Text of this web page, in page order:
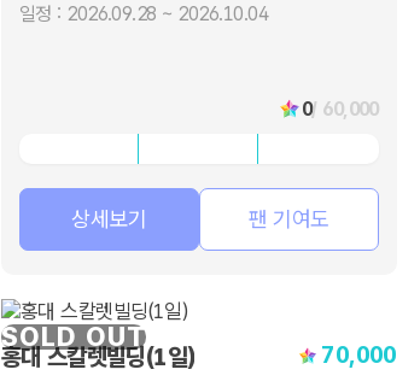
일정 : 2026.09.28 ~ 2026.10.04
0/ 60,000
상세보기 팬 기여도
SOLD OUT
홍대 스칼렛빌딩(1일) 70,000